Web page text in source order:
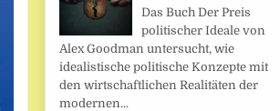
Das Buch Der Preis
politischer Ideale von
Alex Goodman untersucht, wie
idealistische politische Konzepte mit
den wirtschaftlichen Realitäten der
modernen...